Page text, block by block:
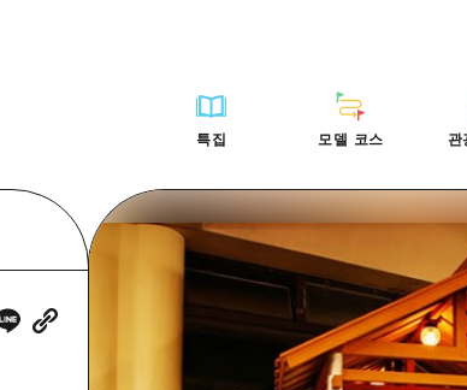
특집
아트
사이클링
기준
역사/문화
치유
모델 코스
Dive! Hiroshima 공식 가이드
히로시마시
아키(安芸)
빈고(備後)
비북(備北)
관
히로
아키(
빈고(
외국
자원
히로
세계유산
기준
역사/문화
자연
Moshimo Travel
아키(安芸)
빈고(備後)
게이호쿠(芸北)
미야지마(宮島) 주변
야마구치(山口)현 동부
히로시마시 주변
아키(安芸)
비북(備北)
게이호쿠(芸北)
미야지마(宮島) 주변
야마구치(山口)현 동
에히메(愛媛)현
외국인 여행자용 거리 관광안내소
자원봉사 가이드
자주 묻는 질문